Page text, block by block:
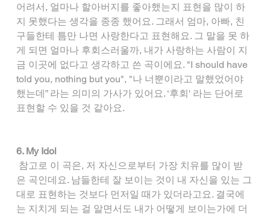
어려서, 얼마나 할아버지를 좋아했는지 표현을 많이 하
지 못했다는 생각을 종종 했어요. 그래서 엄마, 아빠, 친
구들한테 틈만 나면 사랑한다고 표현해요. 그 말을 못 하
게 되면 얼마나 후회스러울까, 내가 사랑하는 사람이 지
금 이곳에 없다고 생각하고 쓴 곡이에요. "I should have
told you, nothing but you", "나 너뿐이라고 말했었어야
했는데” 라는 의미의 가사가 있어요. ‘후회' 라는 단어로
표현할 수 있을 것 같아요.
6. My Idol
은 곡인데요. 남들한테 잘 보이는 것이 내 자신을 있는 그
대로 표현하는 것보다 먼저일 때가 있더라고요. 결국에
는 지치게 되는 걸 알면서도 내가 어떻게 보이는가에 더